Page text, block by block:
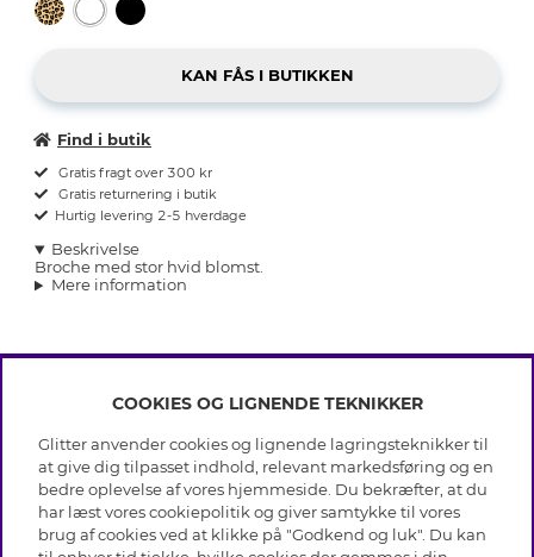
Find i butik
Gratis fragt over 300 kr
Gratis returnering i butik
Hurtig levering 2-5 hverdage
Beskrivelse
Broche med stor hvid blomst.
Mere information
INFO
Betingelser
Databeskyttelsespolitik
Cookies
Medlemsbetingelser
OM GLITTER
Black Friday
Vores butikker
HJÆLP
COOKIES OG LIGNENDE TEKNIKKER
Glitter anvender cookies og lignende lagringsteknikker til
at give dig tilpasset indhold, relevant markedsføring og en
bedre oplevelse af vores hjemmeside. Du bekræfter, at du
har læst vores cookiepolitik og giver samtykke til vores
brug af cookies ved at klikke på "Godkend og luk". Du kan